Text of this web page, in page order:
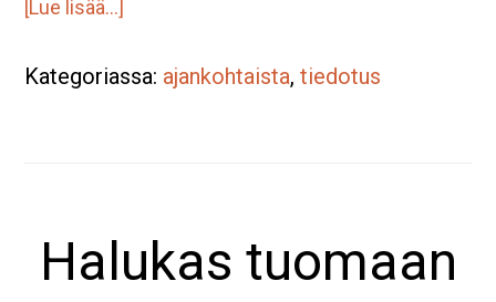
[Lue lisää...]
kesällä
Kategoriassa: ajankohtaista,tiedotus
Halukas tuomaan